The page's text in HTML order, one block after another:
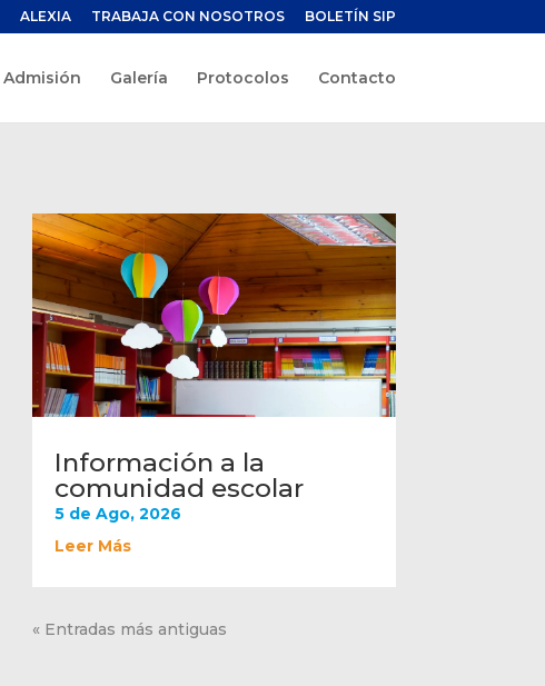
ALEXIA TRABAJA CON NOSOTROS BOLETÍN SIP
Admisión Galería Protocolos Contacto
Información a la
comunidad escolar
5 de Ago, 2026
Leer Más
« Entradas más antiguas